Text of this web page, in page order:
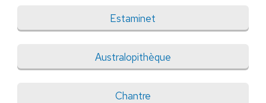
Estaminet
Australopithèque
Chantre